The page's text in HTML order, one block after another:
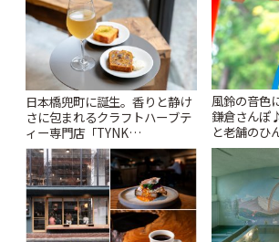
日本橋兜町に誕生。香りと静け
さに包まれるクラフトハーブテ
ィー専門店「TYNK
Kabutocho」 | ことりっぷ
風鈴の音色
鎌倉さんぽ
と老舗のひ
りっぷ